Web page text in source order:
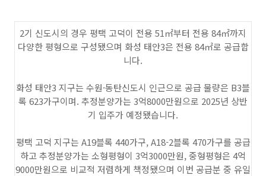
2기 신도시의 경우 평택 고덕이 전용 51㎡부터 전용 84㎡까지
다양한 평형으로 구성됐으며 화성 태안3은 전용 84㎡로 공급합
니다.
화성 태안3 지구는 수원·동탄신도시 인근으로 공급 물량은 B3블
록 623가구이며. 추정분양가는 3억8000만원으로 2025년 상반
기 입주가 예정됐습니다.
평택 고덕 지구는 A19블록 440가구, A18-2블록 470가구를 공급
하고 추정분양가는 소형평형이 3억3000만원, 중형평형은 4억
9000만원으로 비교적 저렴하게 책정됐으며 이번 공급분 중 유일